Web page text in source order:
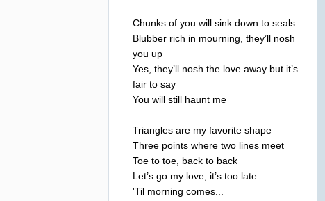
Chunks of you will sink down to seals
Blubber rich in mourning they’ll nosh
you up
Yes they’ll nosh the love away but it’s
fair to say
You will still haunt me
Triangles are my favorite shape
Three points where two lines meet
Toe to toe back to back
Let’s go my love; it’s too late
'Til morning comes